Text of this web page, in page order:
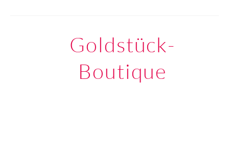
Goldstück-
Boutique